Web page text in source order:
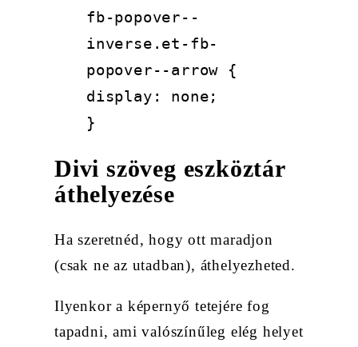
fb-popover--
inverse.et-fb-
popover--arrow {
display : none;
}
Divi szöveg eszköztár
áthelyezése
Ha szeretnéd, hogy ott maradjon
(csak ne az utadban), áthelyezheted.
Ilyenkor a képernyő tetejére fog
tapadni, ami valószínűleg elég helyet